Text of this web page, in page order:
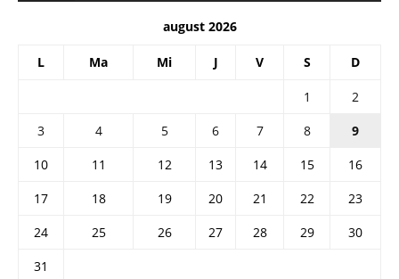
august 2026
L Ma Mi J V S D
1
2
3
4 5 6 7 8
9
10
11 12 13 14 15
16
17
18 19 20 21 22
23
24
25 26 27 28 29
30
31